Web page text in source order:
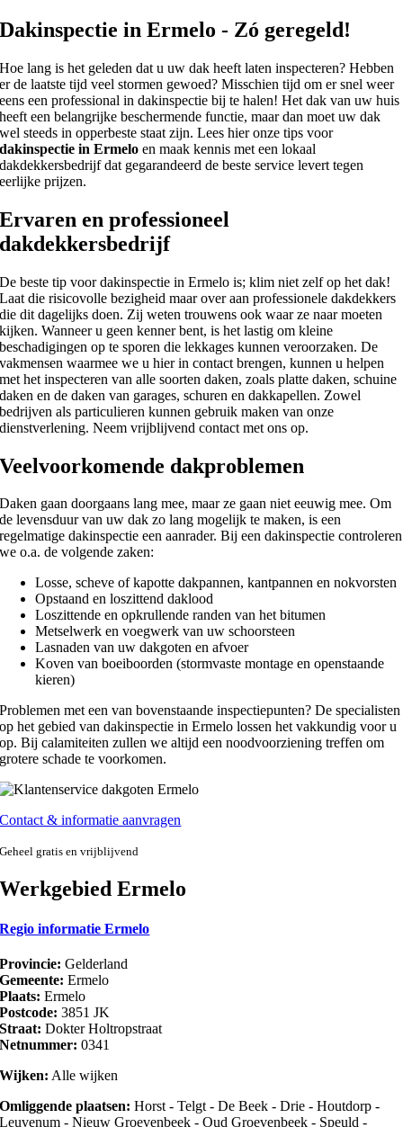
Dakinspectie in Ermelo - Zó geregeld!
Hoe lang is het geleden dat u uw dak heeft laten inspecteren? Hebben
er de laatste tijd veel stormen gewoed? Misschien tijd om er snel weer
eens een professional in dakinspectie bij te halen! Het dak van uw huis
heeft een belangrijke beschermende functie, maar dan moet uw dak
wel steeds in opperbeste staat zijn. Lees hier onze tips voor
dakinspectie in Ermelo en maak kennis met een lokaal
dakdekkersbedrijf dat gegarandeerd de beste service levert tegen
eerlijke prijzen.
Ervaren en professioneel
dakdekkersbedrijf
De beste tip voor dakinspectie in Ermelo is; klim niet zelf op het dak!
Laat die risicovolle bezigheid maar over aan professionele dakdekkers
die dit dagelijks doen. Zij weten trouwens ook waar ze naar moeten
kijken. Wanneer u geen kenner bent, is het lastig om kleine
beschadigingen op te sporen die lekkages kunnen veroorzaken. De
vakmensen waarmee we u hier in contact brengen, kunnen u helpen
met het inspecteren van alle soorten daken, zoals platte daken, schuine
daken en de daken van garages, schuren en dakkapellen. Zowel
bedrijven als particulieren kunnen gebruik maken van onze
dienstverlening. Neem vrijblijvend contact met ons op.
Veelvoorkomende dakproblemen
Daken gaan doorgaans lang mee, maar ze gaan niet eeuwig mee. Om
de levensduur van uw dak zo lang mogelijk te maken, is een
regelmatige dakinspectie een aanrader. Bij een dakinspectie controleren
we o.a. de volgende zaken:
Losse, scheve of kapotte dakpannen, kantpannen en nokvorsten
Opstaand en loszittend daklood
Loszittende en opkrullende randen van het bitumen
Metselwerk en voegwerk van uw schoorsteen
Lasnaden van uw dakgoten en afvoer
Koven van boeiboorden (stormvaste montage en openstaande
kieren)
Problemen met een van bovenstaande inspectiepunten? De specialisten
op het gebied van dakinspectie in Ermelo lossen het vakkundig voor u
op. Bij calamiteiten zullen we altijd een noodvoorziening treffen om
grotere schade te voorkomen.
Contact & informatie aanvragen
Geheel gratis en vrijblijvend
Werkgebied Ermelo
Regio informatie Ermelo
Provincie: Gelderland
Gemeente: Ermelo
Plaats: Ermelo
Postcode: 3851 JK
Straat: Dokter Holtropstraat
Netnummer: 0341
Wijken: Alle wijken
Omliggende plaatsen: Horst - Telgt - De Beek - Drie - Houtdorp -
Leuvenum - Nieuw Groevenbeek - Oud Groevenbeek - Speuld -